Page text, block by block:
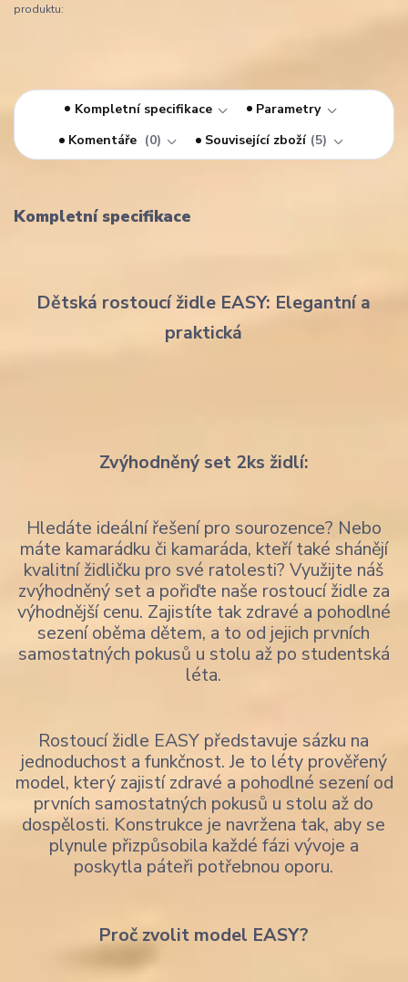
produktu:
Kompletní specifikace
Parametry
Komentáře
0 Související zboží 5
Kompletní specifikace
Dětská rostoucí židle EASY: Elegantní a
praktická
Zvýhodněný set 2ks židlí:
Hledáte ideální řešení pro sourozence? Nebo
máte kamarádku či kamaráda, kteří také shánějí
kvalitní židličku pro své ratolesti? Využijte náš
zvýhodněný set a pořiďte naše rostoucí židle za
výhodnější cenu. Zajistíte tak zdravé a pohodlné
sezení oběma dětem, a to od jejich prvních
samostatných pokusů u stolu až po studentská
léta.
Rostoucí židle EASY představuje sázku na
jednoduchost a funkčnost. Je to léty prověřený
model, který zajistí zdravé a pohodlné sezení od
prvních samostatných pokusů u stolu až do
dospělosti. Konstrukce je navržena tak, aby se
plynule přizpůsobila každé fázi vývoje a
poskytla páteři potřebnou oporu.
Proč zvolit model EASY?